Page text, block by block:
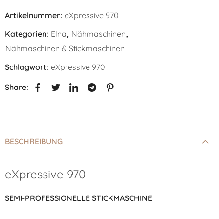
Artikelnummer: eXpressive 970
Kategorien: Elna, Nähmaschinen,
Nähmaschinen & Stickmaschinen
Schlagwort: eXpressive 970
Share:
BESCHREIBUNG
eXpressive 970
SEMI-PROFESSIONELLE STICKMASCHINE